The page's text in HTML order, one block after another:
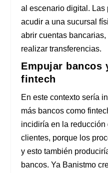
al escenario digital.
acudir a una sucursal
abrir cuentas
realizar transferencias.
Empujar bancos
fintech
En este contexto sería
más bancos como
incidiría en la
clientes, porque los
y esto también
bancos. Ya Banistmo